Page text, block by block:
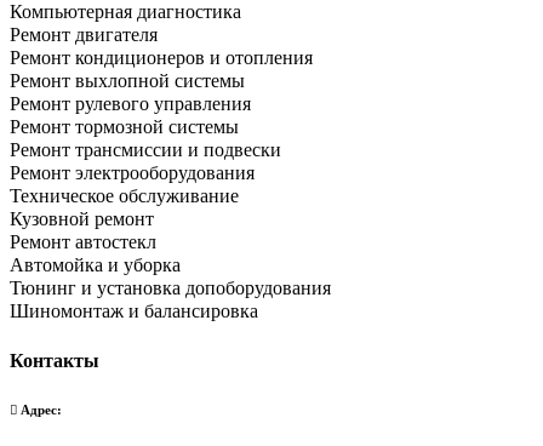
Компьютерная диагностика
Ремонт двигателя
Ремонт кондиционеров и отопления
Ремонт выхлопной системы
Ремонт рулевого управления
Ремонт тормозной системы
Ремонт трансмиссии и подвески
Ремонт электрооборудования
Техническое обслуживание
Кузовной ремонт
Ремонт автостекл
Автомойка и уборка
Тюнинг и установка допоборудования
Шиномонтаж и балансировка
Контакты
Адрес: